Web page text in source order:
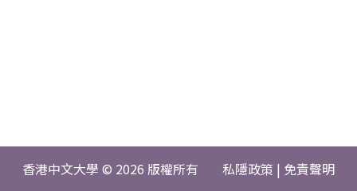
香港中文大學 © 2026 版權所有 私隱政策 | 免責聲明